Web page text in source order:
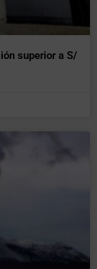
superior a S/